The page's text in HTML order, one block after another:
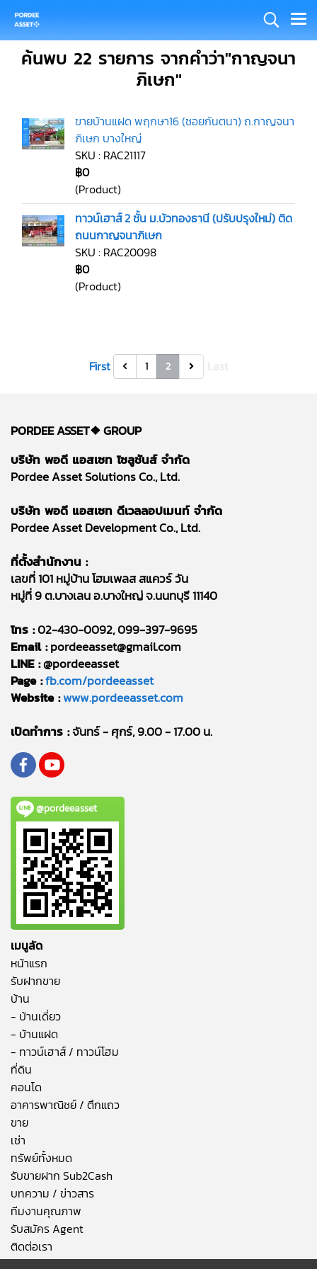
ค้นพบ 22 รายการ จากคำว่า"กาญจนา
ภิเษก"
ขายบ้านแฝด พฤกษา16 (ซอยกันตนา) ถ.กาญจนา
ภิเษก บางใหญ่
SKU : RAC21117
฿0
(Product)
ทาวน์เฮาส์ 2 ชั้น ม.บัวทองธานี (ปรับปรุงใหม่) ติด
ถนนกาญจนาภิเษก
SKU : RAC20098
฿0
(Product)
First 1 2
PORDEE ASSET❖GROUP
บริษัท พอดี แอสเซท โซลูชันส์ จำกัด
Pordee Asset Solutions Co., Ltd.
บริษัท พอดี แอสเซท ดีเวลลอปเมนท์ จำกัด
Pordee Asset Development Co., Ltd.
ที่ตั้งสำนักงาน :
เลขที่ 101 หมู่บ้าน โฮมเพลส สแควร์ วัน
หมู่ที่ 9 ต.บางเลน อ.บางใหญ่ จ.นนทบุรี 11140
โทร :02-430-0092, 099-397-9695
Email :pordeeasset@gmail.com
LINE :@pordeeasset
Page :fb.com/pordeeasset
Website :www.pordeeasset.com
เปิดทำการ :จันทร์ - ศุกร์, 9.00 - 17.00 น.
@pordeeasset
เมนูลัด
หน้าแรก
รับฝากขาย
บ้าน
- บ้านเดี่ยว
- บ้านแฝด
- ทาวน์เฮาส์ / ทาวน์โฮม
ที่ดิน
คอนโด
อาคารพาณิชย์ / ตึกแถว
ขาย
เช่า
ทรัพย์ทั้งหมด
รับขายฝาก Sub2Cash
บทความ / ข่าวสาร
ทีมงานคุณภาพ
รับสมัคร Agent
ติดต่อเรา